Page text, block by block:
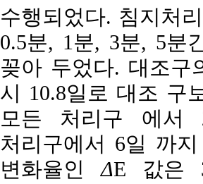
수행되었다. 침지처
0.5분, 1분, 3분, 5분
꽂아 두었다. 대조구
시 10.8일로 대조 구
모든 처리구 에서
처리구에서 6일 까
변화율인ΔE 값은